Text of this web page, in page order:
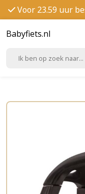
Voor 23.59 uur
Babyfiets.nl